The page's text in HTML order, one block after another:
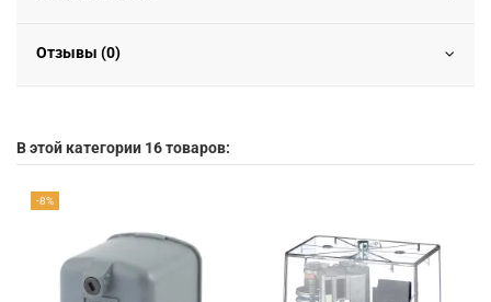
Отзывы (0)
В этой категории 16 товаров:
-8%